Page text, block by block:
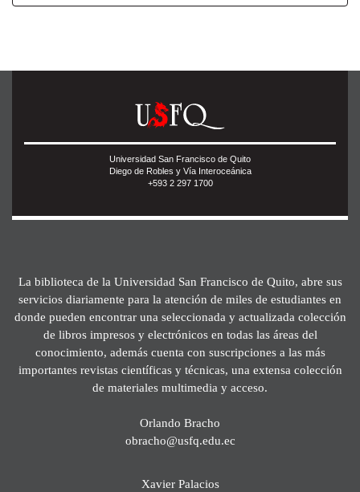
Universidad San Francisco de Quito
Diego de Robles y Vía Interoceánica
+593 2 297 1700
La biblioteca de la Universidad San Francisco de Quito, abre sus
servicios diariamente para la atención de miles de estudiantes en
donde pueden encontrar una seleccionada y actualizada colección
de libros impresos y electrónicos en todas las áreas del
conocimiento, además cuenta con suscripciones a las más
importantes revistas científicas y técnicas, una extensa colección
de materiales multimedia y acceso.
Orlando Bracho
obracho@usfq.edu.ec
Xavier Palacios